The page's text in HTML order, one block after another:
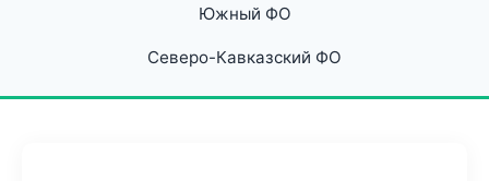
Южный ФО
Северо-Кавказский ФО